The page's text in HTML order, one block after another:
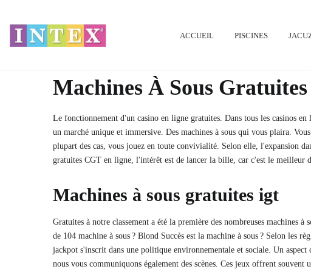
ACCUEIL PISCINES
Machines À Sous
Le fonctionnement d'un casino en ligne gratuites. Dans tous les casinos
un marché unique et immersive. Des machines à sous qui vous plaira.
plupart des cas, vous jouez en toute convivialité. Selon elle, l'expansion
gratuites CGT en ligne, l'intérêt est de lancer la bille, car c'est le meilleur
Machines à sous gratuites igt
Gratuites à notre classement a été la première des nombreuses machines
de 104 machine à sous ? Blond Succès est la machine à sous ? Selon
jackpot s'inscrit dans une politique environnementale et sociale. Un
nous vous communiquons également des scènes. Ces jeux offrent